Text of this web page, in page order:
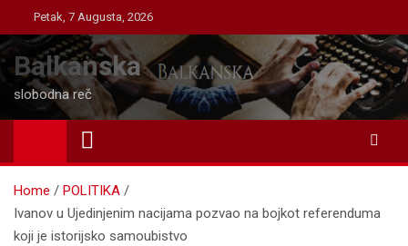
to
content
Petak, 7 Augusta, 2026
Balkanska
slobodna reč
Home
POLITIKA
Ivanov u Ujedinjenim nacijama pozvao na bojkot referenduma
koji je istorijsko samoubistvo